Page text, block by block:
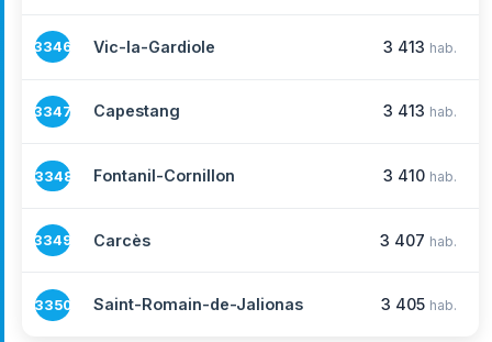
3346 Vic-la-Gardiole 3 413 hab.
3347 Capestang 3 413 hab.
3348 Fontanil-Cornillon 3 410 hab.
3349 Carcès 3 407 hab.
3350 Saint-Romain-de-Jalionas 3 405 hab.